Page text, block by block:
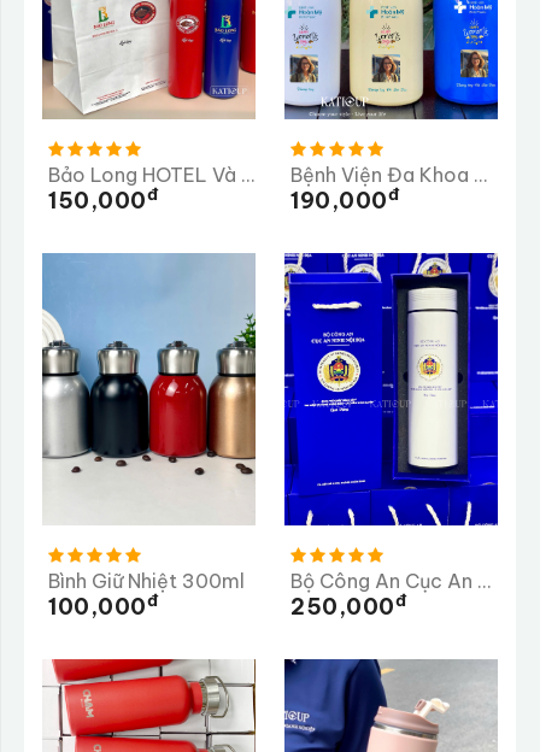
Bảo Long HOTEL Và PEAK COFFEE
150,000Đ
Bệnh Viện Đa Khoa Hoàn Mỹ
190,000Đ
Bình Giữ Nhiệt 300ml
100,000Đ
Bộ Công An Cục An Ninh Nội Địa
250,000Đ